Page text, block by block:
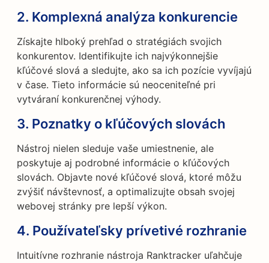
2. Komplexná analýza konkurencie
Získajte hlboký prehľad o stratégiách svojich
konkurentov. Identifikujte ich najvýkonnejšie
kľúčové slová a sledujte, ako sa ich pozície vyvíjajú
v čase. Tieto informácie sú neoceniteľné pri
vytváraní konkurenčnej výhody.
3. Poznatky o kľúčových slovách
Nástroj nielen sleduje vaše umiestnenie, ale
poskytuje aj podrobné informácie o kľúčových
slovách. Objavte nové kľúčové slová, ktoré môžu
zvýšiť návštevnosť, a optimalizujte obsah svojej
webovej stránky pre lepší výkon.
4. Používateľsky prívetivé rozhranie
Intuitívne rozhranie nástroja Ranktracker uľahčuje